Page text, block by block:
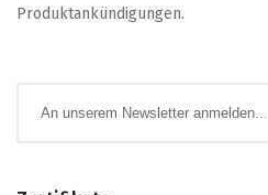
Produktankündigungen.